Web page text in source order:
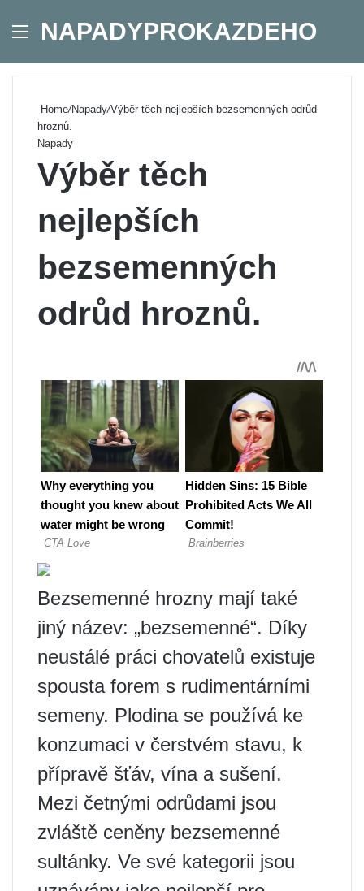
Menu
NAPADYPROKAZDEHO
Home/Napady/Výběr těch nejlepších bezsemenných odrůd
hroznů.
Napady
Výběr těch
nejlepších
bezsemenných
odrůd hroznů.
Bezsemenné hrozny mají také
jiný název: „bezsemenné“. Díky
neustálé práci chovatelů existuje
spousta forem s rudimentárními
semeny. Plodina se používá ke
konzumaci v čerstvém stavu, k
přípravě šťáv, vína a sušení.
Mezi četnými odrůdami jsou
zvláště ceněny bezsemenné
sultánky. Ve své kategorii jsou